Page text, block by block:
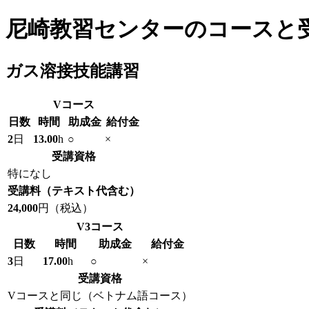
尼崎教習センターのコースと
ガス溶接技能講習
Vコース
日数
時間 助成金 給付金
2日 13.00h ○
×
受講資格
特になし
受講料（テキスト代含む）
24,000円（税込）
V3コース
日数
時間 助成金
給付金
3日 17.00h ○
×
受講資格
Vコースと同じ（ベトナム語コース）